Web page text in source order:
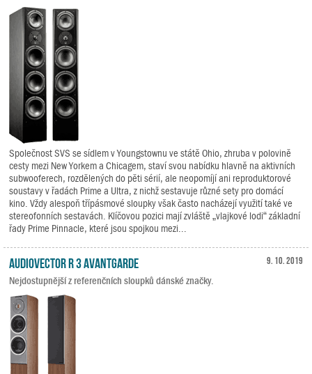
Společnost SVS se sídlem v Youngstownu ve státě Ohio, zhruba v polovině
cesty mezi New Yorkem a Chicagem, staví svou nabídku hlavně na aktivních
subwooferech, rozdělených do pěti sérií, ale neopomíjí ani reproduktorové
soustavy v řadách Prime a Ultra, z nichž sestavuje různé sety pro domácí
kino. Vždy alespoň třípásmové sloupky však často nacházejí využití také ve
stereofonních sestavách. Klíčovou pozici mají zvláště „vlajkové lodi“ základní
řady Prime Pinnacle, které jsou spojkou mezi...
9. 10. 2019
Audiovector R 3 Avantgarde
Nejdostupnější z referenčních sloupků dánské značky.